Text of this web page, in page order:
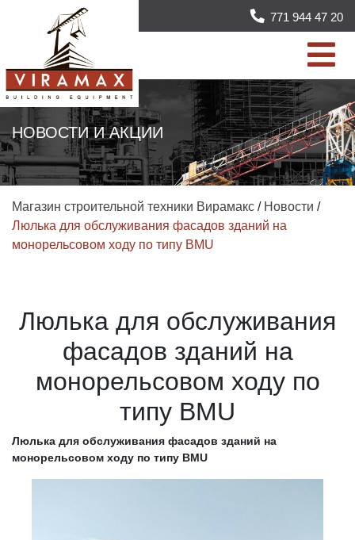
771 944 47 20
НОВОСТИ И АКЦИИ
Магазин строительной техники Вирамакс / Новости /
Люлька для обслуживания фасадов зданий на
монорельсовом ходу по типу BMU
Люлька для обслуживания
фасадов зданий на
монорельсовом ходу по
типу BMU
Люлька для обслуживания фасадов зданий на
монорельсовом ходу по типу BMU